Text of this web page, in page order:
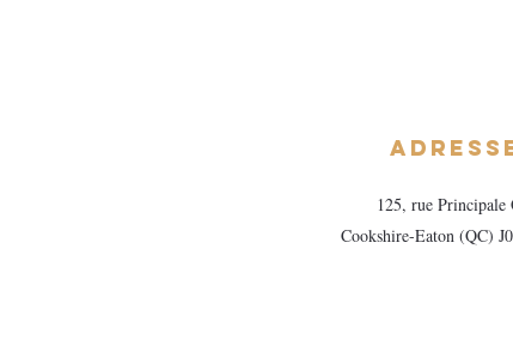
125, rue Principale
Cookshire-Eaton (QC)